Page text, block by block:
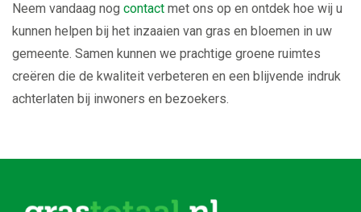
Neem vandaag nog contact met ons op en ontdek hoe wij u
kunnen helpen bij het inzaaien van gras en bloemen in uw
gemeente. Samen kunnen we prachtige groene ruimtes
creëren die de kwaliteit verbeteren en een blijvende indruk
achterlaten bij inwoners en bezoekers.